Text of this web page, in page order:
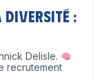
diversité :
Delisle.
recrutement